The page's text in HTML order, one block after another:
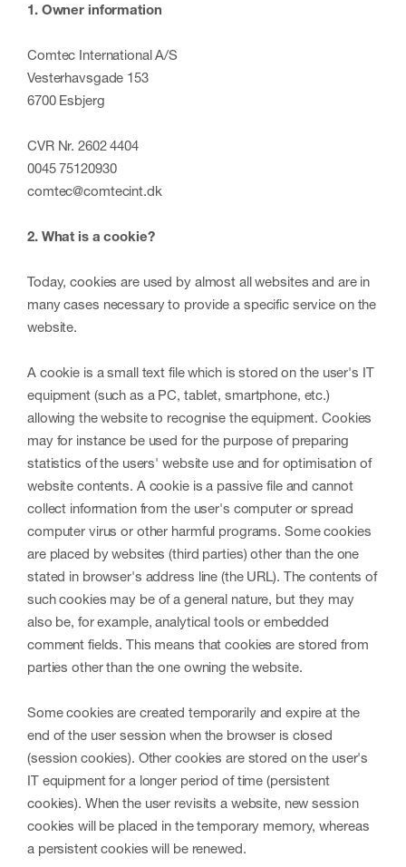
1. Owner information
Comtec International A/S
Vesterhavsgade 153
6700 Esbjerg
CVR Nr. 2602 4404
0045 75120930
comtec@comtecint.dk
2. What is a cookie?
Today, cookies are used by almost all websites and are in
many cases necessary to provide a specific service on the
website.
A cookie is a small text file which is stored on the user's IT
equipment (such as a PC, tablet, smartphone, etc.)
allowing the website to recognise the equipment. Cookies
may for instance be used for the purpose of preparing
statistics of the users' website use and for optimisation of
website contents. A cookie is a passive file and cannot
collect information from the user's computer or spread
computer virus or other harmful programs. Some cookies
are placed by websites (third parties) other than the one
stated in browser's address line (the URL). The contents of
such cookies may be of a general nature, but they may
also be, for example, analytical tools or embedded
comment fields. This means that cookies are stored from
parties other than the one owning the website.
Some cookies are created temporarily and expire at the
end of the user session when the browser is closed
(session cookies). Other cookies are stored on the user's
IT equipment for a longer period of time (persistent
cookies). When the user revisits a website, new session
cookies will be placed in the temporary memory, whereas
a persistent cookies will be renewed.